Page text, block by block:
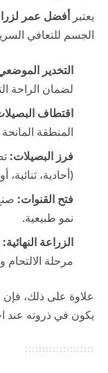
يعتبرأفضل عمر
الجسم للتعافي
التخدير
لضمان الراحة
اقتطاف
المنطقة
فرز البصيلات:
(أحادية، ثنائية،
فتح القنوات:
نمو طبيعية.
الزراعة النهائية:
مرحلة الالتحام
علاوة على ذلك، فإن
يكون في ذروته عند